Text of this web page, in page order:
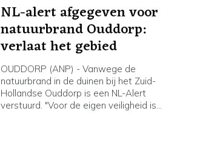
NL-alert afgegeven voor
natuurbrand Ouddorp:
verlaat het gebied
OUDDORP (ANP) - Vanwege de
natuurbrand in de duinen bij het Zuid-
Hollandse Ouddorp is een NL-Alert
verstuurd. "Voor de eigen veiligheid is